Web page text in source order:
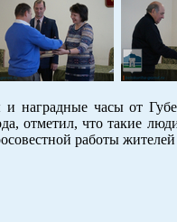
наградные часы от
отметил, что такие
работы